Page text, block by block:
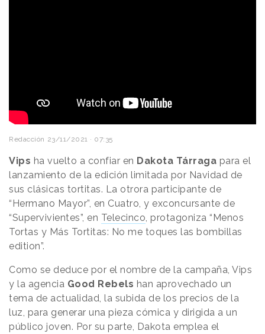
Redacción 23/11/2021 · 07:35
Vips ha vuelto a confiar en Dakota Tárraga para el
lanzamiento de la edición limitada por Navidad de
sus clásicas tortitas. La otrora participante de
“Hermano Mayor”, en Cuatro, y exconcursante de
“Supervivientes”, en Telecinco, protagoniza “Menos
Tortas y Más Tortitas: No me toques las bombillas
edition”.
Como se deduce por el nombre de la campaña, Vips
y la agencia Good Rebels han aprovechado un
tema de actualidad, la subida de los precios de la
luz, para generar una pieza cómica y dirigida a un
público joven. Por su parte, Dakota emplea el